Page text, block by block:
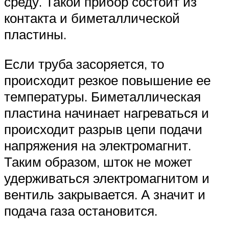
контакта и биметаллической
пластины.
Если труба засоряется, то
происходит резкое повышение ее
температуры. Биметаллическая
пластина начинает нагреваться и
происходит разрыв цепи подачи
напряжения на электромагнит.
Таким образом, шток не может
удерживаться электромагнитом и
вентиль закрывается. А значит и
подача газа остановится.